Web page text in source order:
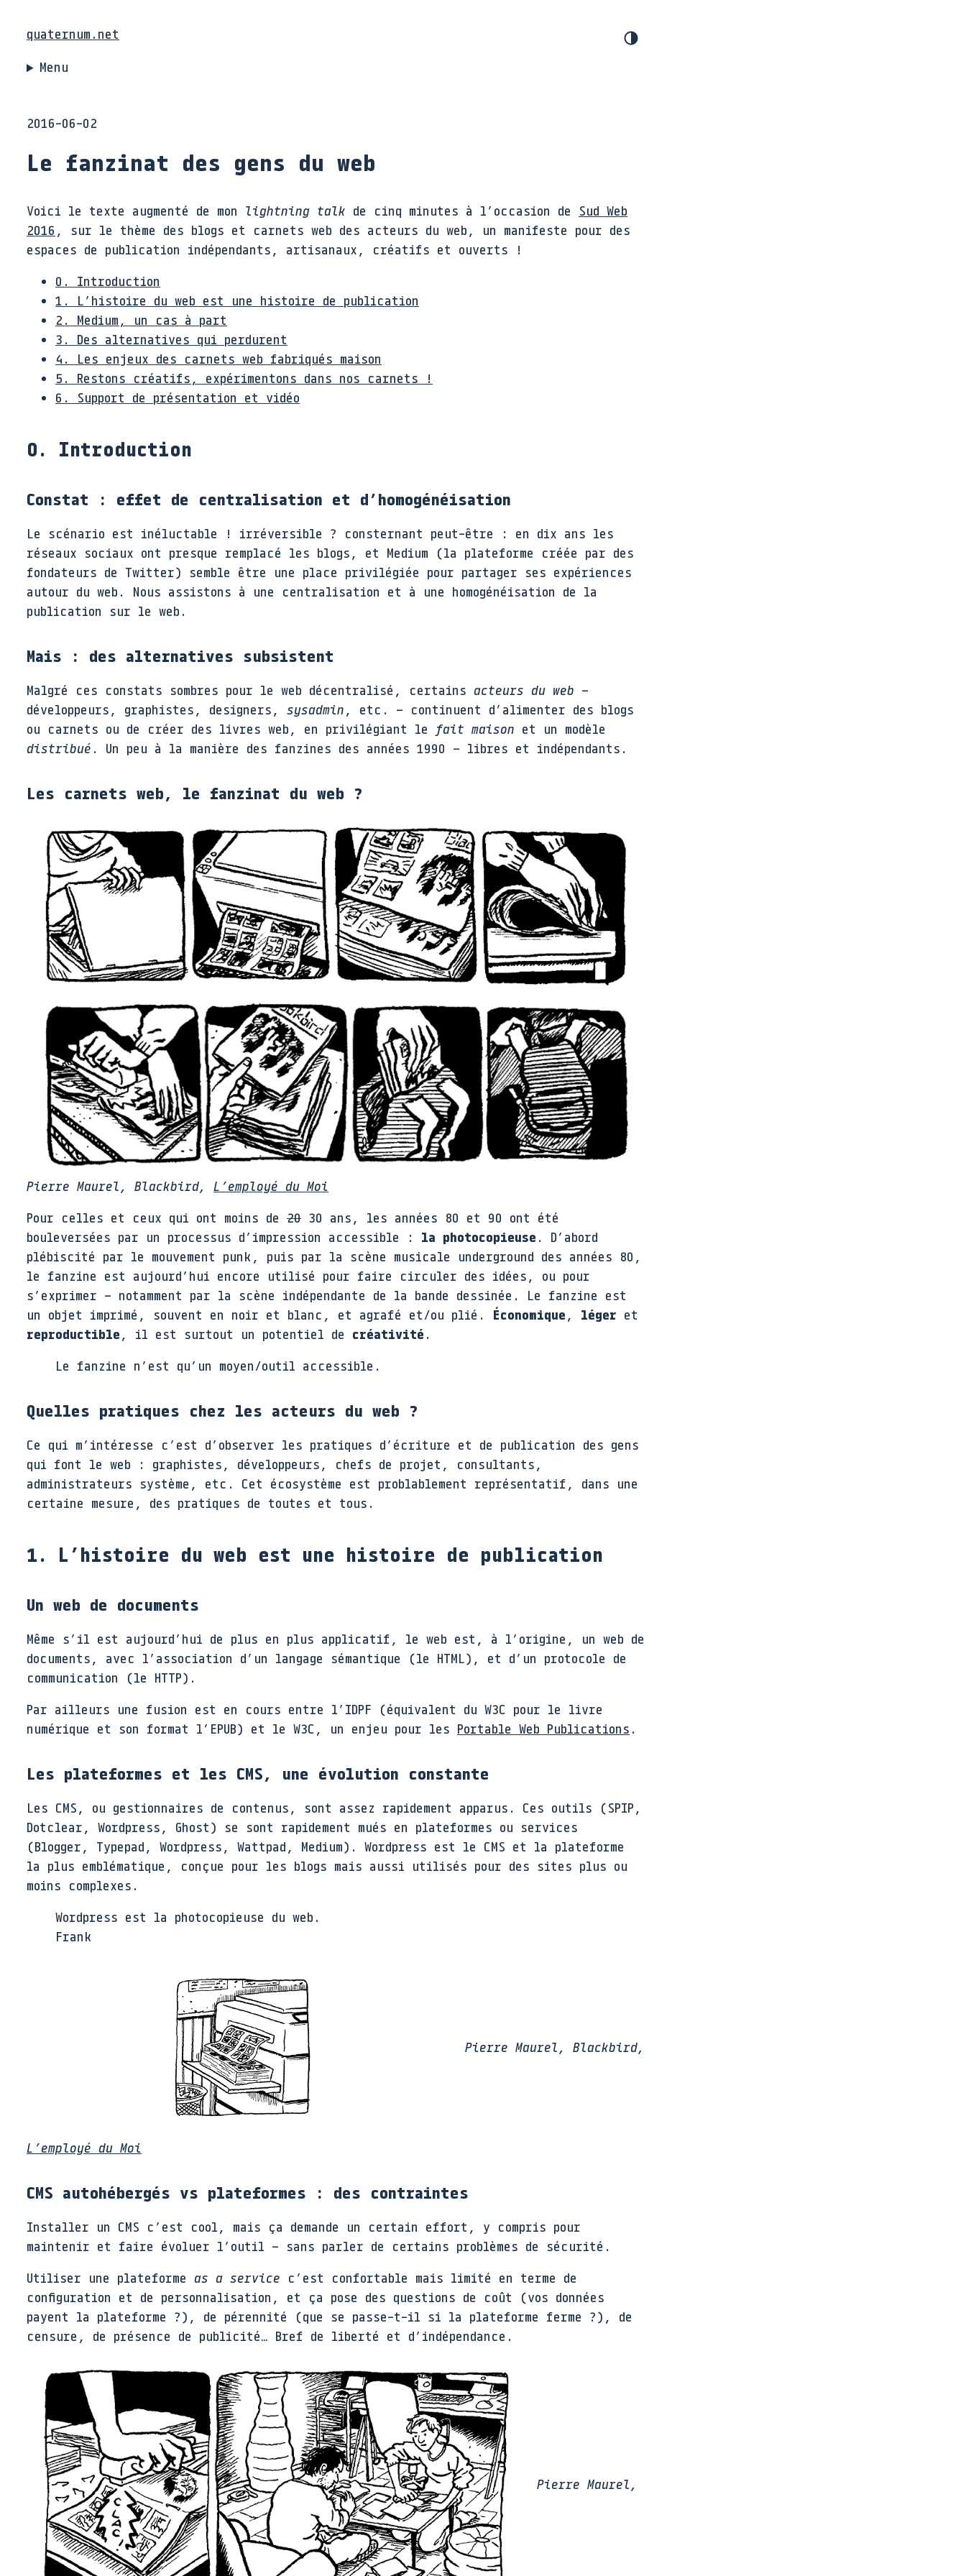
quaternum.net
Menu
2016-06-02
Le fanzinat des gens du web
Voici le texte augmenté de mon lightning talk de cinq minutes à l’occasion de Sud Web
2016 , sur le thème des blogs et carnets web des acteurs du web, un manifeste pour des
espaces de publication indépendants, artisanaux, créatifs et ouverts !
0. Introduction
1. L’histoire du web est une histoire de publication
2. Medium, un cas à part
3. Des alternatives qui perdurent
4. Les enjeux des carnets web fabriqués maison
5. Restons créatifs, expérimentons dans nos carnets !
6. Support de présentation et vidéo
0. Introduction
Constat : effet de centralisation et d’homogénéisation
Le scénario est inéluctable ! irréversible ? consternant peut-être : en dix ans les
réseaux sociaux ont presque remplacé les blogs, et Medium (la plateforme créée par des
fondateurs de Twitter) semble être une place privilégiée pour partager ses expériences
autour du web. Nous assistons à une centralisation et à une homogénéisation de la
publication sur le web.
Mais : des alternatives subsistent
Malgré ces constats sombres pour le web décentralisé, certains acteurs du web –
développeurs, graphistes, designers, sysadmin , etc. – continuent d’alimenter des blogs
ou carnets ou de créer des livres web, en privilégiant le fait maison et un modèle
distribué . Un peu à la manière des fanzines des années 1990 – libres et indépendants.
Les carnets web, le fanzinat du web ?
Pierre Maurel, Blackbird, L’employé du Moi
Pour celles et ceux qui ont moins de 20 30 ans, les années 80 et 90 ont été
bouleversées par un processus d’impression accessible : la photocopieuse . D’abord
plébiscité par le mouvement punk, puis par la scène musicale underground des années 80,
le fanzine est aujourd’hui encore utilisé pour faire circuler des idées, ou pour
s’exprimer – notamment par la scène indépendante de la bande dessinée. Le fanzine est
un objet imprimé, souvent en noir et blanc, et agrafé et/ou plié. Économique , léger et
reproductible , il est surtout un potentiel de créativité .
Le fanzine n’est qu’un moyen/outil accessible.
Quelles pratiques chez les acteurs du web ?
Ce qui m’intéresse c’est d’observer les pratiques d’écriture et de publication des gens
qui font le web : graphistes, développeurs, chefs de projet, consultants,
administrateurs système, etc. Cet écosystème est problablement représentatif, dans une
certaine mesure, des pratiques de toutes et tous.
1. L’histoire du web est une histoire de publication
Un web de documents
Même s’il est aujourd’hui de plus en plus applicatif, le web est, à l’origine, un web de
documents, avec l’association d’un langage sémantique (le HTML), et d’un protocole de
communication (le HTTP).
Par ailleurs une fusion est en cours entre l’IDPF (équivalent du W3C pour le livre
numérique et son format l’EPUB) et le W3C, un enjeu pour les Portable Web Publications .
Les plateformes et les CMS, une évolution constante
Les CMS, ou gestionnaires de contenus, sont assez rapidement apparus. Ces outils (SPIP,
Dotclear, Wordpress, Ghost) se sont rapidement mués en plateformes ou services
(Blogger, Typepad, Wordpress, Wattpad, Medium). Wordpress est le CMS et la plateforme
la plus emblématique, conçue pour les blogs mais aussi utilisés pour des sites plus ou
moins complexes.
Wordpress est la photocopieuse du web.
Frank
Pierre Maurel, Blackbird,
L’employé du Moi
CMS autohébergés vs plateformes : des contraintes
Installer un CMS c’est cool, mais ça demande un certain effort, y compris pour
maintenir et faire évoluer l’outil – sans parler de certains problèmes de sécurité.
Utiliser une plateforme as a service c’est confortable mais limité en terme de
configuration et de personnalisation, et ça pose des questions de coût (vos données
payent la plateforme ?), de pérennité (que se passe-t-il si la plateforme ferme ?), de
censure, de présence de publicité… Bref de liberté et d’indépendance.
Pierre Maurel,